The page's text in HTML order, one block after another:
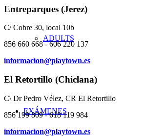
ADULTS
EXÁMENES
Entreparques (Jerez)
C/ Cobre 30, local 10b
856 660 668 - 606 220 137
informacion@playtown.es
El Retortillo (Chiclana)
C\ Dr Pedro Vélez, CR El Retortillo
856 199 809 - 618 119 984
informacion@playtown.es